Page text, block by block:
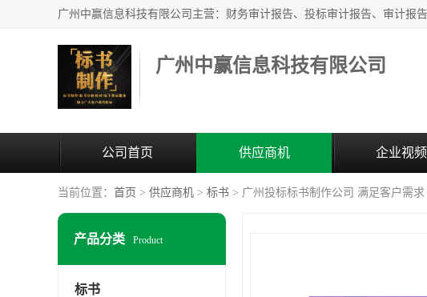
广州中赢信息科技有限公司
公司首页 供应商机 企业视频
当前位置： 首页 > 供应商机 > 标书 > 广州投标标书制作公司 满足客户需求
产品分类 Product
标书